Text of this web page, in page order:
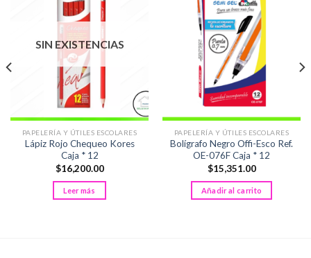
SIN EXISTENCIAS
PAPELERÍA Y ÚTILES ESCOLARES
Lápiz Rojo Chequeo Kores
Caja * 12
$16,200.00
Leer más
PAPELERÍA Y ÚTILES ESCOLARES
Bolígrafo Negro Offi-Esco Ref.
OE-076F Caja * 12
$15,351.00
Añadir al carrito